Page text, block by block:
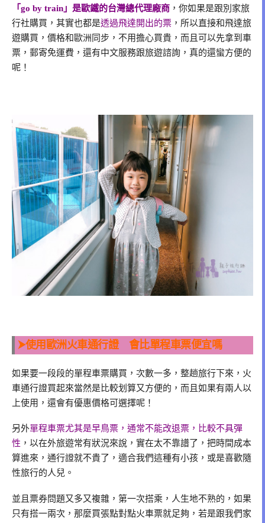
「go by train」是歐鐵的台灣總代理廠商 ，你如果是跟別家旅
行社購買，其實也都是透過飛達開出的票 ，所以直接和飛達旅
遊購買，價格和歐洲同步，不用擔心買貴，而且可以先拿到車
票，郵寄免運費，還有中文服務跟旅遊諮詢，真的還蠻方便的
呢！
⮞使用歐洲火車通行證 會比單程車票便宜嗎
如果要一段段的單程車票購買，次數一多，整趟旅行下來，火
車通行證買起來當然是比較划算又方便的，而且如果有兩人以
上使用，還會有優惠價格可選擇呢！
另外單程車票尤其是早鳥票，通常不能改退票，比較不具彈
性 ，以在外旅遊常有狀況來說，實在太不靠譜了，把時間成本
算進來，通行證就不貴了，適合我們這種有小孩，或是喜歡隨
性旅行的人兒。
並且票券問題又多又複雜，第一次搭乘，人生地不熟的，如果
只有搭一兩次，那麼買張點對點火車票就足夠，若是跟我們家